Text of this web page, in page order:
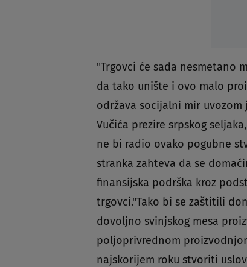
"Trgovci će sada nesmetano
da tako unište i ovo malo
održava socijalni mir uvozom
Vučića prezire srpskog
ne bi radio ovako pogubne
stranka zahteva da se
finansijska podrška kroz
trgovci."Tako bi se zaštitili
dovoljno svinjskog mesa
poljoprivrednom
najskorijem roku stvoriti